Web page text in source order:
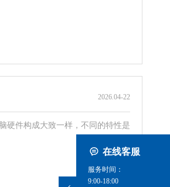
2026.04-22
硬件构成大致一样，不同的特性是
在线客服
服务时间：
9:00-18:00